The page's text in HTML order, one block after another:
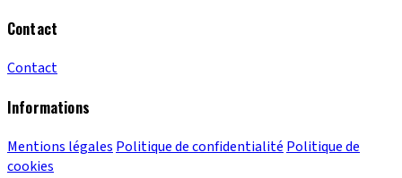
Contact
Contact
Informations
Mentions légalesPolitique de confidentialitéPolitique de
cookies